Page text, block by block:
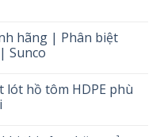
hãng | Phân biệt
Sunco
lót hồ tôm HDPE phù